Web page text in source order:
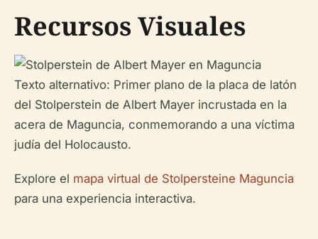
Recursos Visuales
Texto alternativo: Primer plano de la placa de latón
del Stolperstein de Albert Mayer incrustada en la
acera de Maguncia, conmemorando a una víctima
judía del Holocausto.
Explore el mapa virtual de Stolpersteine Maguncia
para una experiencia interactiva.